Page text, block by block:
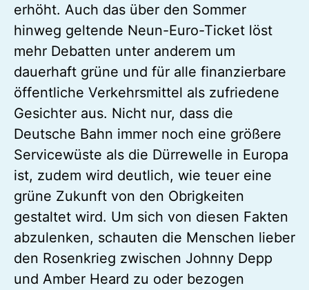
erhöht. Auch das über den Sommer
hinweg geltende Neun-Euro-Ticket löst
mehr Debatten unter anderem um
dauerhaft grüne und für alle finanzierbare
öffentliche Verkehrsmittel als zufriedene
Gesichter aus. Nicht nur, dass die
Deutsche Bahn immer noch eine größere
Servicewüste als die Dürrewelle in Europa
ist, zudem wird deutlich, wie teuer eine
grüne Zukunft von den Obrigkeiten
gestaltet wird. Um sich von diesen Fakten
abzulenken, schauten die Menschen lieber
den Rosenkrieg zwischen Johnny Depp
und Amber Heard zu oder bezogen